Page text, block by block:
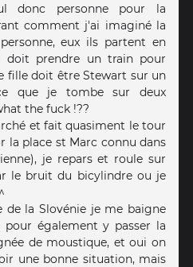
donc personne pour la
comment j'ai imaginé la
eux ils partent en
doit prendre un train pour
fille doit être Stewart sur un
que je tombe sur deux
the fuck !??
et fait quasiment le tour
la place st Marc connu dans
je repars et roule sur
le bruit du bicylindre ou je
la Slovénie je me baigne
également y passer la
de moustique, et oui on
une bonne situation, mais